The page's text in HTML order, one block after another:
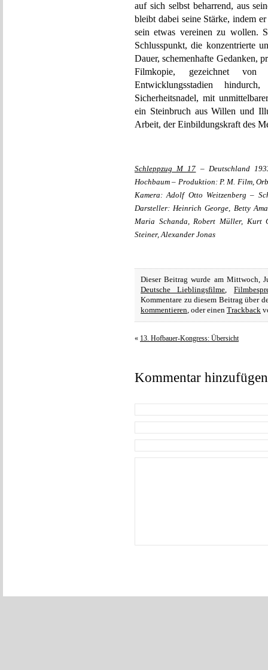
auf sich selbst beharrend, aus
bleibt dabei seine Stärke, indem
sein etwas vereinen zu wollen.
Schlusspunkt, die konzentrierte
Dauer, schemenhafte Gedanken,
Filmkopie, gezeichnet
Entwicklungsstadien
Sicherheitsnadel, mit
ein Steinbruch aus Willen und
Arbeit, der Einbildungskraft des
Schleppzug M 17 – Deutschland
Hochbaum – Produktion: P. M. Film,
Kamera: Adolf Otto Weitzenberg –
Darsteller: Heinrich George, Betty
Maria Schanda, Robert Müller, Kurt
Steiner, Alexander Jonas
Dieser Beitrag wurde am Mittwoch,
Deutsche Lieblingsfilme,
Kommentare zu diesem Beitrag über
kommentieren, oder einen Trackback
« 13. Hofbauer-Kongress: Übersicht
Kommentar hinzufügen